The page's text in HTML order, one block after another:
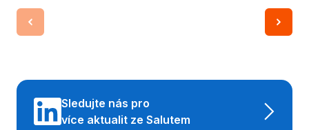
Sledujte nás pro
více aktualit ze Salutem